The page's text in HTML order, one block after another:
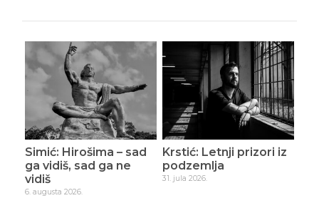
Simić: Hirošima – sad
ga vidiš, sad ga ne
vidiš
6. augusta 2026.
Krstić: Letnji prizori iz
podzemlja
31. jula 2026.